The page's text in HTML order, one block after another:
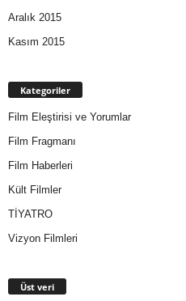
Aralık 2015
Kasım 2015
Kategoriler
Film Eleştirisi ve Yorumlar
Film Fragmanı
Film Haberleri
Kült Filmler
TİYATRO
Vizyon Filmleri
Üst veri